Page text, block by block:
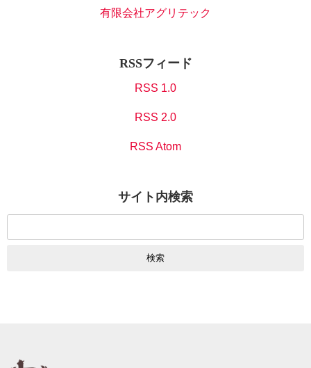
有限会社アグリテック
RSSフィード
RSS 1.0
RSS 2.0
RSS Atom
サイト内検索